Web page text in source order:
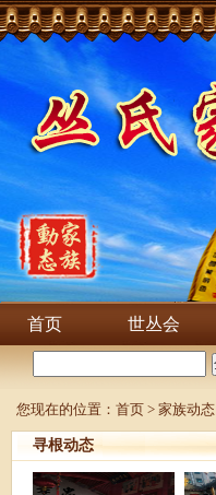
首页 世丛会
您现在的位置： 首页 > 家族动态
寻根动态